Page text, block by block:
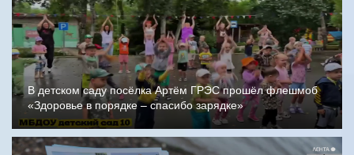
В детском саду посёлка Артём ГРЭС прошёл флешмоб
«Здоровье в порядке – спасибо зарядке»